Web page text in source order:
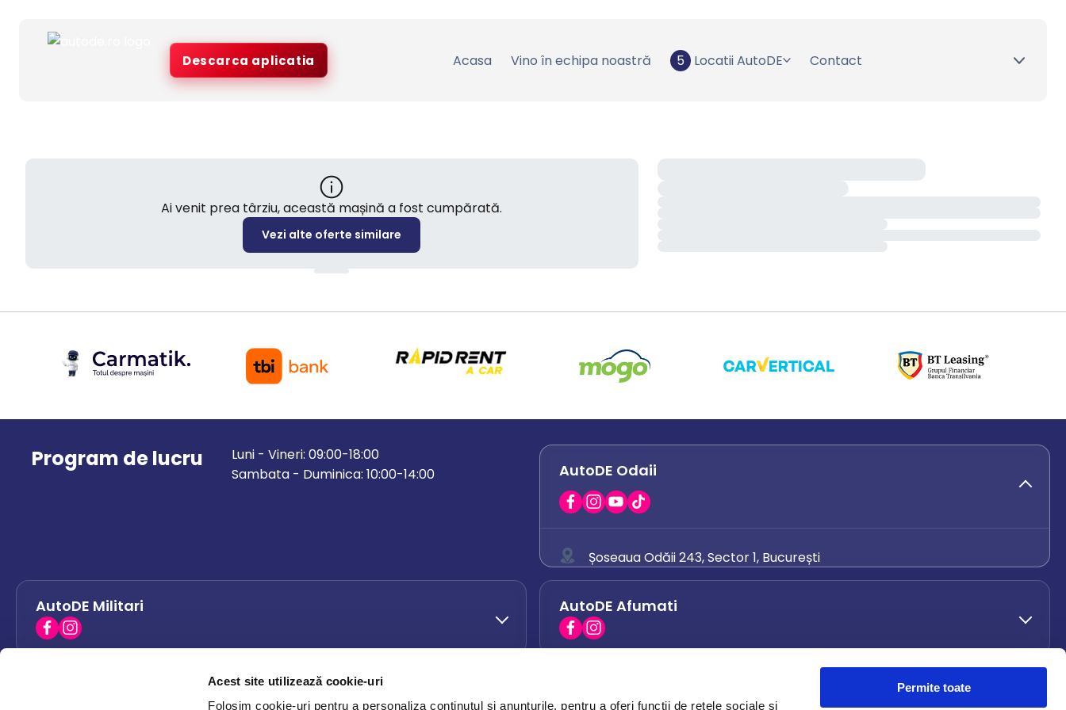
Acest site utilizează cookie-uri
Folosim cookie-uri pentru a personaliza conținutul și anunțurile, pentru a oferi funcții de rețele sociale și
Permite toate
Descarca aplicatia Acasa Vino în echipa noastră 5 Locatii AutoDE Contact
Ai venit prea târziu, această mașină a fost cumpărată.
Vezi alte oferte similare
Program de lucru
Luni - Vineri: 09:00-18:00
Sambata - Duminica: 10:00-14:00
AutoDE Odaii
Șoseaua Odăii 243, Sector 1, București
0742 444 194
office.odaii@autode.ro
AutoDE Militari AutoDE Afumati